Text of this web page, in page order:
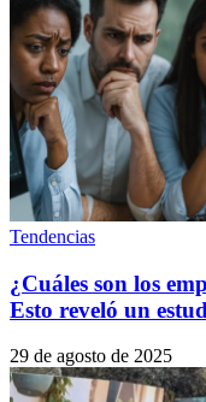
Tendencias
¿Cuáles son los
Esto reveló un
29 de agosto de 2025